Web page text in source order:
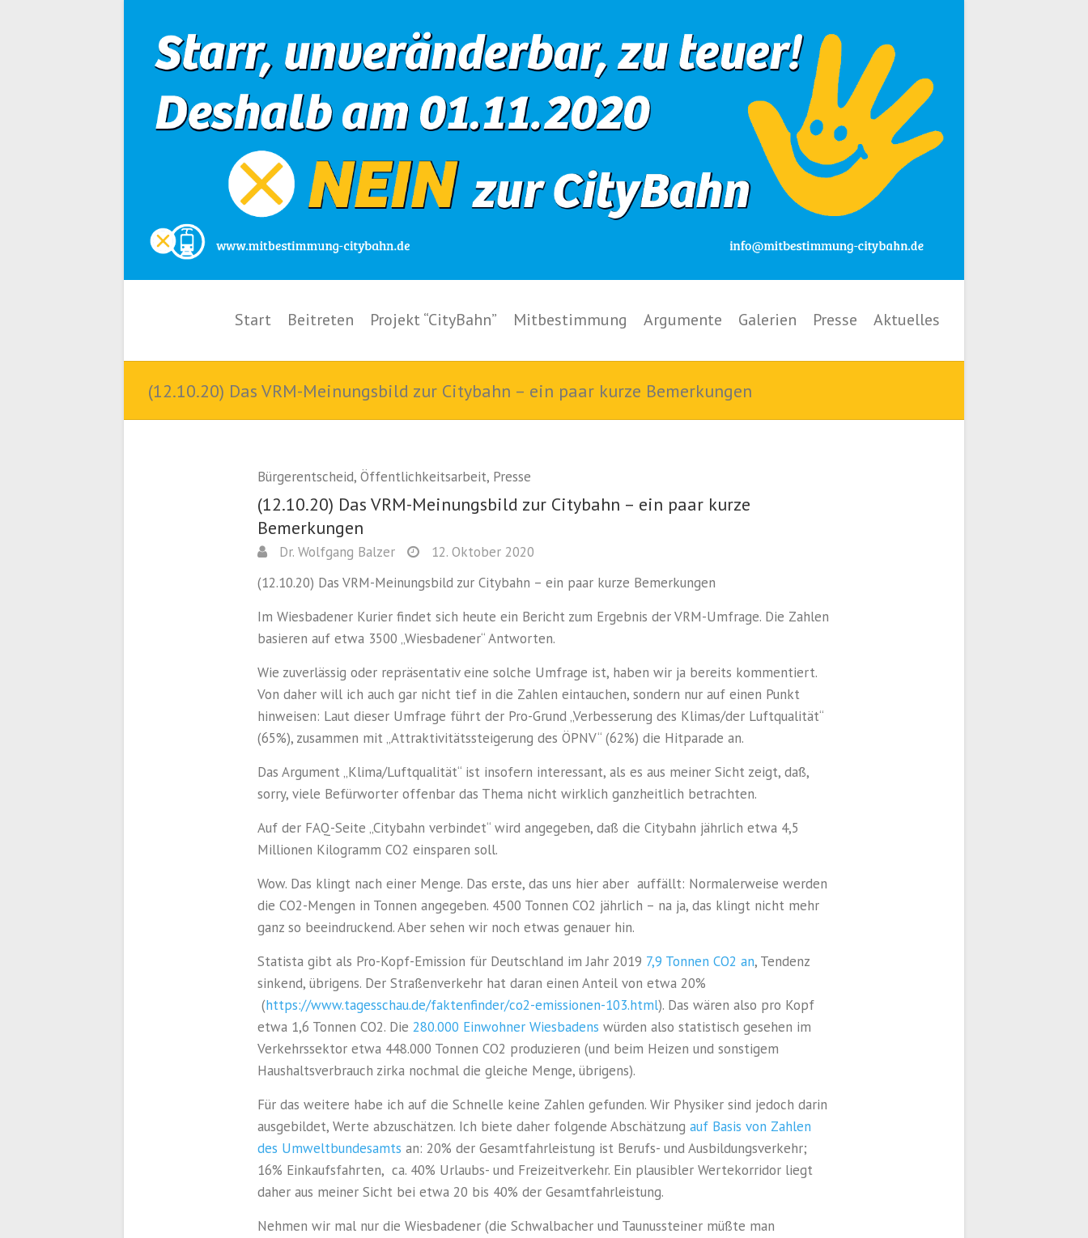
Start Beitreten Projekt “CityBahn” Mitbestimmung Argumente Galerien Presse Aktuelles
(12.10.20) Das VRM-Meinungsbild zur Citybahn – ein paar kurze Bemerkungen
Bürgerentscheid, Öffentlichkeitsarbeit, Presse
(12.10.20) Das VRM-Meinungsbild zur Citybahn – ein paar kurze
Bemerkungen
Dr. Wolfgang Balzer
12. Oktober 2020
(12.10.20) Das VRM-Meinungsbild zur Citybahn – ein paar kurze Bemerkungen
Im Wiesbadener Kurier findet sich heute ein Bericht zum Ergebnis der VRM-Umfrage. Die Zahlen
basieren auf etwa 3500 „Wiesbadener“ Antworten.
Wie zuverlässig oder repräsentativ eine solche Umfrage ist, haben wir ja bereits kommentiert.
Von daher will ich auch gar nicht tief in die Zahlen eintauchen, sondern nur auf einen Punkt
hinweisen: Laut dieser Umfrage führt der Pro-Grund „Verbesserung des Klimas/der Luftqualität“
(65%), zusammen mit „Attraktivitätssteigerung des ÖPNV“ (62%) die Hitparade an.
Das Argument „Klima/Luftqualität“ ist insofern interessant, als es aus meiner Sicht zeigt, daß,
sorry, viele Befürworter offenbar das Thema nicht wirklich ganzheitlich betrachten.
Auf der FAQ-Seite „Citybahn verbindet“ wird angegeben, daß die Citybahn jährlich etwa 4,5
Millionen Kilogramm CO2 einsparen soll.
Wow. Das klingt nach einer Menge. Das erste, das uns hier aber auffällt: Normalerweise werden
die CO2-Mengen in Tonnen angegeben. 4500 Tonnen CO2 jährlich – na ja, das klingt nicht mehr
ganz so beeindruckend. Aber sehen wir noch etwas genauer hin.
Statista gibt als Pro-Kopf-Emission für Deutschland im Jahr 2019 7,9 Tonnen CO2 an, Tendenz
sinkend, übrigens. Der Straßenverkehr hat daran einen Anteil von etwa 20%
(https://www.tagesschau.de/faktenfinder/co2-emissionen-103.html). Das wären also pro Kopf
etwa 1,6 Tonnen CO2. Die 280.000 Einwohner Wiesbadens würden also statistisch gesehen im
Verkehrssektor etwa 448.000 Tonnen CO2 produzieren (und beim Heizen und sonstigem
Haushaltsverbrauch zirka nochmal die gleiche Menge, übrigens).
Für das weitere habe ich auf die Schnelle keine Zahlen gefunden. Wir Physiker sind jedoch darin
ausgebildet, Werte abzuschätzen. Ich biete daher folgende Abschätzung auf Basis von Zahlen
des Umweltbundesamts an: 20% der Gesamtfahrleistung ist Berufs- und Ausbildungsverkehr;
16% Einkaufsfahrten, ca. 40% Urlaubs- und Freizeitverkehr. Ein plausibler Wertekorridor liegt
daher aus meiner Sicht bei etwa 20 bis 40% der Gesamtfahrleistung.
Nehmen wir mal nur die Wiesbadener (die Schwalbacher und Taunussteiner müßte man